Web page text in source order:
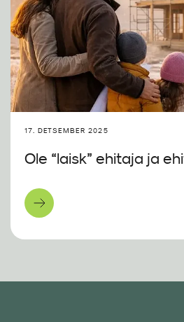
17. DETSEMBER 2025
Ole “laisk” ehitaja ja